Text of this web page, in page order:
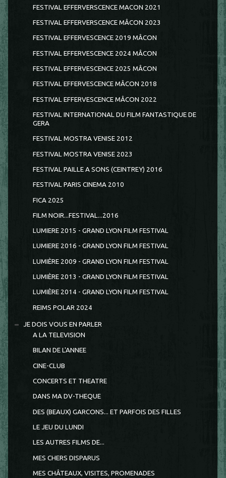
FESTIVAL EFFERVERSCENCE MACON 2021
FESTIVAL EFFERVERSCENCE MÂCON 2023
FESTIVAL EFFERVESCENCE 2019 MÂCON
FESTIVAL EFFERVESCENCE 2024 MÂCON
FESTIVAL EFFERVESCENCE 2025 MÂCON
FESTIVAL EFFERVESCENCE MÂCON 2018
FESTIVAL EFFERVESCENCE MÂCON 2022
FESTIVAL INTERNATIONAL DU FILM FANTASTIQUE DE
GERA
FESTIVAL MOSTRA VENISE 2012
FESTIVAL MOSTRA VENISE 2023
FESTIVAL PAILLE A SONS (CEINTREY) 2016
FESTIVAL PARIS CINEMA 2010
FICA 2025
FILM NOIR...FESTIVAL...2016
LUMIERE 2015 - GRAND LYON FILM FESTIVAL
LUMIERE 2016 - GRAND LYON FILM FESTIVAL
LUMIÈRE 2009 - GRAND LYON FILM FESTIVAL
LUMIÈRE 2013 - GRAND LYON FILM FESTIVAL
LUMIÈRE 2014 - GRAND LYON FILM FESTIVAL
REIMS POLAR 2024
JE DOIS VOUS EN PARLER
A LA TELEVISION
BILAN DE L'ANNEE
CINE-CLUB
CONCERTS ET THEATRE
DANS MA DV-THEQUE
DES (BEAUX) GARCONS... ET PARFOIS DES FILLES
LE JEU DU LUNDI
LES AUTRES FILMS DE...
MES CHERS DISPARUS
MES CHÂTEAUX, VISITES, PROMENADES